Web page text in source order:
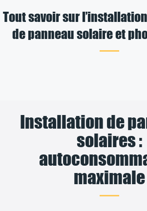
Tout savoir sur
de panneau solaire et
Installation de
solaires :
maximale